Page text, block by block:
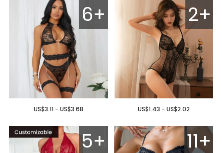
6+
US$3.11 - US$3.68
2+
US$1.43 - US$2.02
5+ 11+